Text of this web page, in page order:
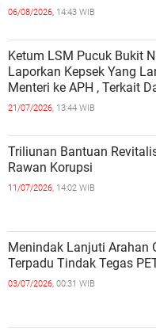
06/08/2026, 14:43 WIB
Ketum LSM Pucuk Bukit
Laporkan Kepsek Yang
Menteri ke APH , Terkait Dana Revitalisasi
Sekolah
21/07/2026, 13:44 WIB
Triliunan Bantuan
Rawan Korupsi
11/07/2026, 14:02 WIB
Menindak Lanjuti Arahan
Terpadu Tindak
03/07/2026, 00:31 WIB